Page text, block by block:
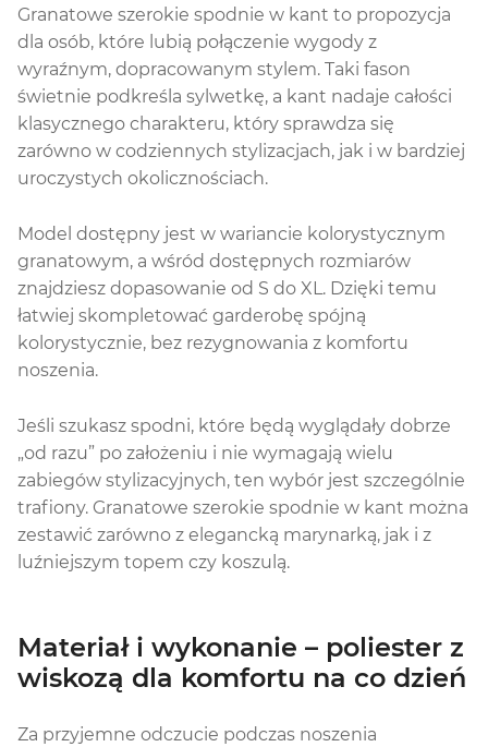
Granatowe szerokie spodnie w kant to propozycja
dla osób, które lubią połączenie wygody z
wyraźnym, dopracowanym stylem. Taki fason
świetnie podkreśla sylwetkę, a kant nadaje całości
klasycznego charakteru, który sprawdza się
zarówno w codziennych stylizacjach, jak i w bardziej
uroczystych okolicznościach.
Model dostępny jest w wariancie kolorystycznym
granatowym, a wśród dostępnych rozmiarów
znajdziesz dopasowanie od S do XL. Dzięki temu
łatwiej skompletować garderobę spójną
kolorystycznie, bez rezygnowania z komfortu
noszenia.
Jeśli szukasz spodni, które będą wyglądały dobrze
„od razu” po założeniu i nie wymagają wielu
zabiegów stylizacyjnych, ten wybór jest szczególnie
trafiony. Granatowe szerokie spodnie w kant można
zestawić zarówno z elegancką marynarką, jak i z
luźniejszym topem czy koszulą.
Materiał i wykonanie – poliester z
wiskozą dla komfortu na co dzień
Za przyjemne odczucie podczas noszenia